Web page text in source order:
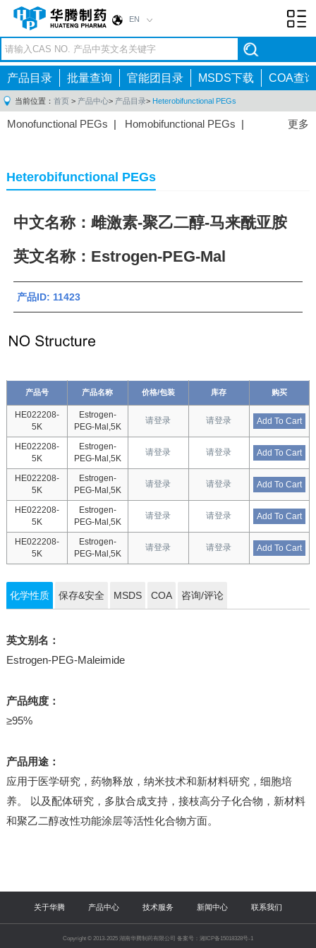
EN
产品目录 批量查询 官能团目录 MSDS下载 COA查询
当前位置： 首页 > 产品中心> 产品目录> Heterobifunctional PEGs
更多
Monofunctional PEGs | Homobifunctional PEGs |
Heterobifunctional PEGs
中文名称：雌激素-聚乙二醇-马来酰亚胺
英文名称：Estrogen-PEG-Mal
产品ID: 11423
产品号 产品名称 价格/包装 库存 购买
HE022208-
5K
Estrogen-
PEG-Mal,5K
请登录 请登录 Add To Cart
HE022208-
5K
Estrogen-
PEG-Mal,5K
请登录 请登录 Add To Cart
HE022208-
5K
Estrogen-
PEG-Mal,5K
请登录 请登录 Add To Cart
HE022208-
5K
Estrogen-
PEG-Mal,5K
请登录 请登录 Add To Cart
HE022208-
5K
Estrogen-
PEG-Mal,5K
请登录 请登录 Add To Cart
化学性质 保存&安全 MSDS COA 咨询/评论
英文别名：
Estrogen-PEG-Maleimide
产品纯度：
≥95%
产品用途：
应用于医学研究，药物释放，纳米技术和新材料研究，细胞培
养。 以及配体研究，多肽合成支持，接枝高分子化合物，新材料
和聚乙二醇改性功能涂层等活性化合物方面。
关于华腾 产品中心 技术服务 新闻中心 联系我们
Copyright © 2013-2025 湖南华腾制药有限公司 备案号：湘ICP备15018328号-1